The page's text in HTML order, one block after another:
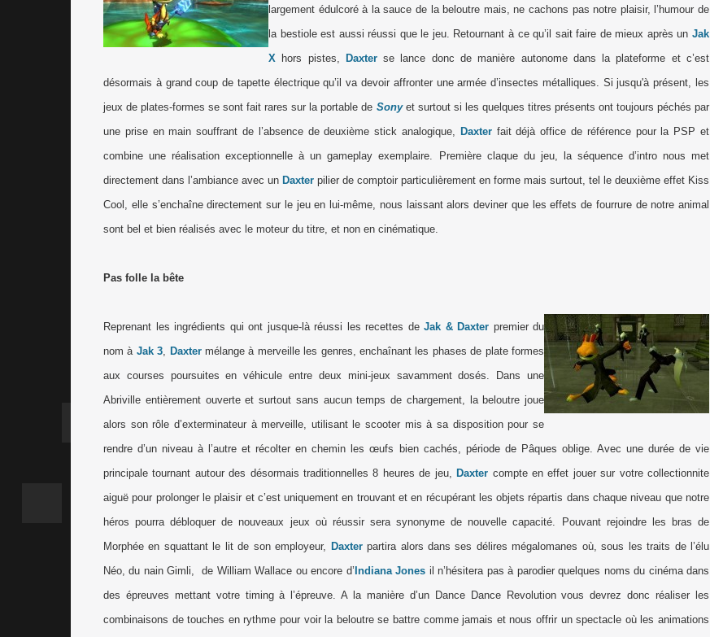
largement édulcoré à la sauce de la beloutre mais, ne cachons pas notre plaisir, l’humour de
la bestiole est aussi réussi que le jeu. Retournant à ce qu’il sait faire de mieux après un Jak
X hors pistes, Daxterse lance donc de manière autonome dans la plateforme et c’est
désormais à grand coup de tapette électrique qu’il va devoir affronter une armée d’insectes métalliques. Si jusqu'à présent, les
jeux de plates-formes se sont fait rares sur la portable de Sonyet surtout si les quelques titres présents ont toujours péchés par
une prise en main souffrant de l’absence de deuxième stick analogique, Daxterfait déjà office de référence pour la PSP et
combine une réalisation exceptionnelle à un gameplay exemplaire. Première claque du jeu, la séquence d’intro nous met
directement dans l’ambiance avec un Daxter pilier de comptoir particulièrement en forme mais surtout, tel le deuxième effet Kiss
Cool, elle s’enchaîne directement sur le jeu en lui-même, nous laissant alors deviner que les effets de fourrure de notre animal
sont bel et bien réalisés avec le moteur du titre, et non en cinématique.
Pas folle la bête
Reprenant les ingrédients qui ont jusque-là réussi les recettes de Jak & Daxter premier du
nom à Jak 3, Daxtermélange à merveille les genres, enchaînant les phases de plate formes
aux courses poursuites en véhicule entre deux mini-jeux savamment dosés. Dans une
Abriville entièrement ouverte et surtout sans aucun temps de chargement, la beloutre joue
alors son rôle d’exterminateur à merveille, utilisant le scooter mis à sa disposition pour se
rendre d’un niveau à l’autre et récolter en chemin les œufs bien cachés, période de Pâques oblige. Avec une durée de vie
principale tournant autour des désormais traditionnelles 8 heures de jeu, Daxter compte en effet jouer sur votre collectionnite
aiguë pour prolonger le plaisir et c’est uniquement en trouvant et en récupérant les objets répartis dans chaque niveau que notre
héros pourra débloquer de nouveaux jeux où réussir sera synonyme de nouvelle capacité. Pouvant rejoindre les bras de
Morphée en squattant le lit de son employeur, Daxterpartira alors dans ses délires mégalomanes où, sous les traits de l’élu
Néo, du nain Gimli,
de William Wallace ou encore d’ Indiana Jones il n’hésitera pas à parodier quelques noms du cinéma dans
des épreuves mettant votre timing à l’épreuve. A la manière d’un Dance Dance Revolution vous devrez donc réaliser les
combinaisons de touches en rythme pour voir la beloutre se battre comme jamais et nous offrir un spectacle où les animations